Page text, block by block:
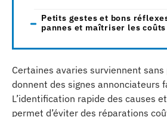
Petits gestes et bons
pannes et maîtriser les
Certaines avaries surviennent sans
donnent des signes annonciateurs
L’identification rapide des causes
permet d’éviter des réparations